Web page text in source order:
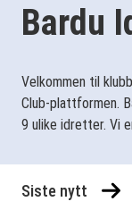
Bardu
Velkommen til
Club-plattformen.
9 ulike idretter. Vi
Siste nytt